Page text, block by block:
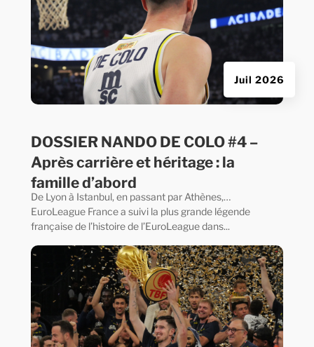
DOSSIER NANDO DE COLO #4 –
Après carrière et héritage : la
famille d’abord
Juil 2026
De Lyon à Istanbul, en passant par Athènes,…
EuroLeague France a suivi la plus grande légende
française de l’histoire de l’EuroLeague dans...